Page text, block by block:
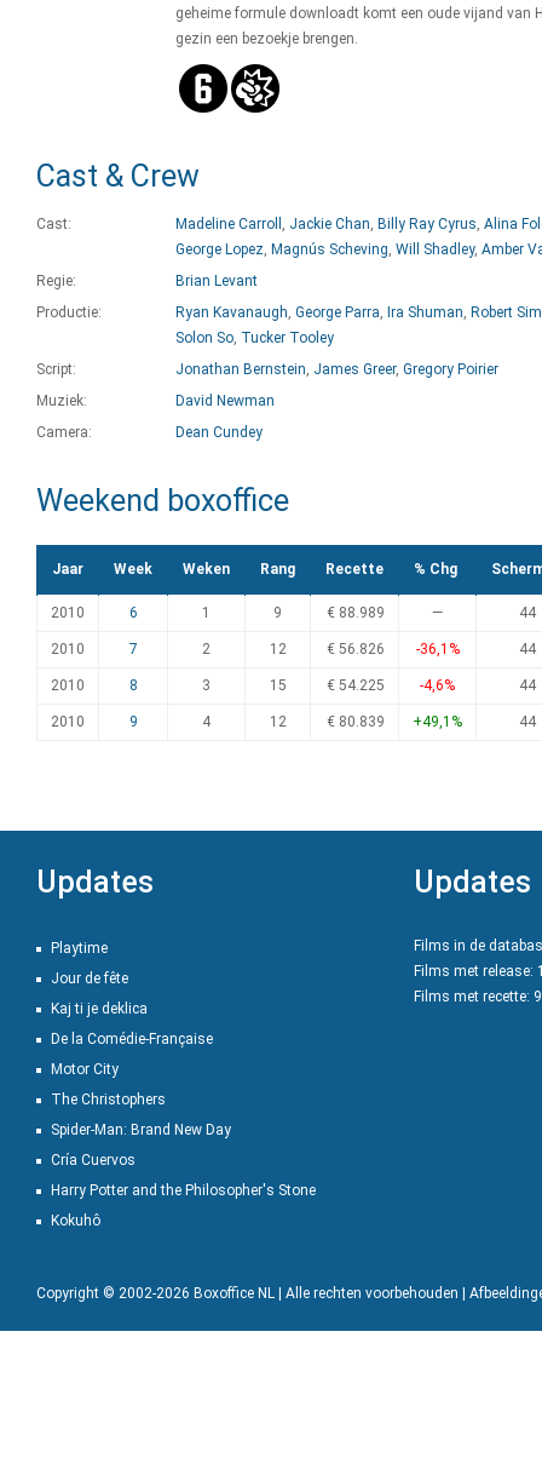
geheime formule downloadt komt een oude vijand van
gezin een bezoekje brengen.
Cast & Crew
Cast: Madeline Carroll , Jackie Chan, Billy Ray Cyrus, Alina
George Lopez, Magnús Scheving, Will Shadley, Amber
Regie:
Brian Levant
Productie:
Ryan Kavanaugh, George Parra, Ira Shuman, Robert
Solon So, Tucker Tooley
Script:
Jonathan Bernstein, James Greer, Gregory Poirier
Muziek:
David Newman
Camera:
Dean Cundey
Weekend boxoffice
Jaar Week Weken Rang Recette % Chg
2010 6 1 9 € 88.989 — 44
2010 7 2 12 € 56.826 -36,1% 44
2010 8 3 15 € 54.225 -4,6% 44
2010 9 4 12 € 80.839 +49,1% 44
Updates
Playtime
Jour de fête
Kaj ti je deklica
De la Comédie-Française
Motor City
The Christophers
Spider-Man: Brand New Day
Cría Cuervos
Harry Potter and the Philosopher's Stone
Kokuhô
Updates
Films in de
Films met release:
Films met recette:
Copyright © 2002-2026 Boxoffice NL | Alle rechten voorbehouden |